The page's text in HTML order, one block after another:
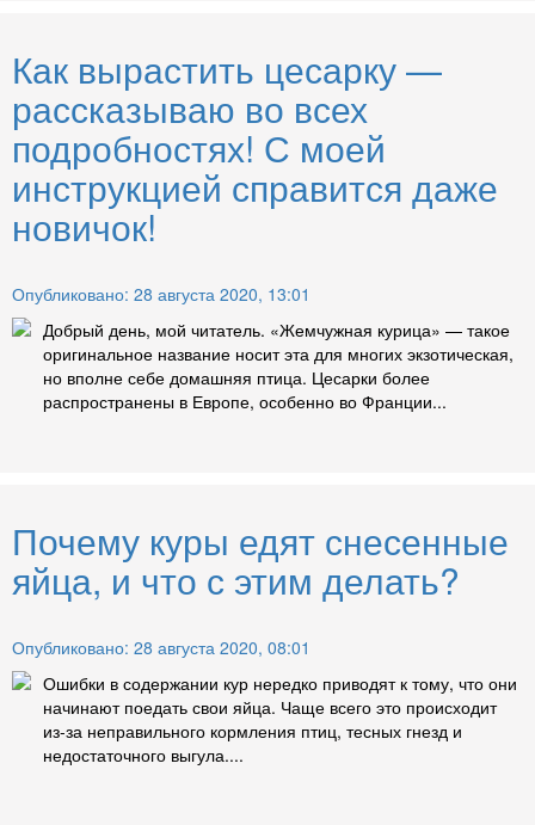
Как вырастить цесарку —
рассказываю во всех
подробностях! С моей
инструкцией справится даже
новичок!
Опубликовано: 28 августа 2020, 13:01
Добрый день, мой читатель. «Жемчужная курица» — такое
оригинальное название носит эта для многих экзотическая,
но вполне себе домашняя птица. Цесарки более
распространены в Европе, особенно во Франции...
Почему куры едят снесенные
яйца, и что с этим делать?
Опубликовано: 28 августа 2020, 08:01
Ошибки в содержании кур нередко приводят к тому, что они
начинают поедать свои яйца. Чаще всего это происходит
из-за неправильного кормления птиц, тесных гнезд и
недостаточного выгула....